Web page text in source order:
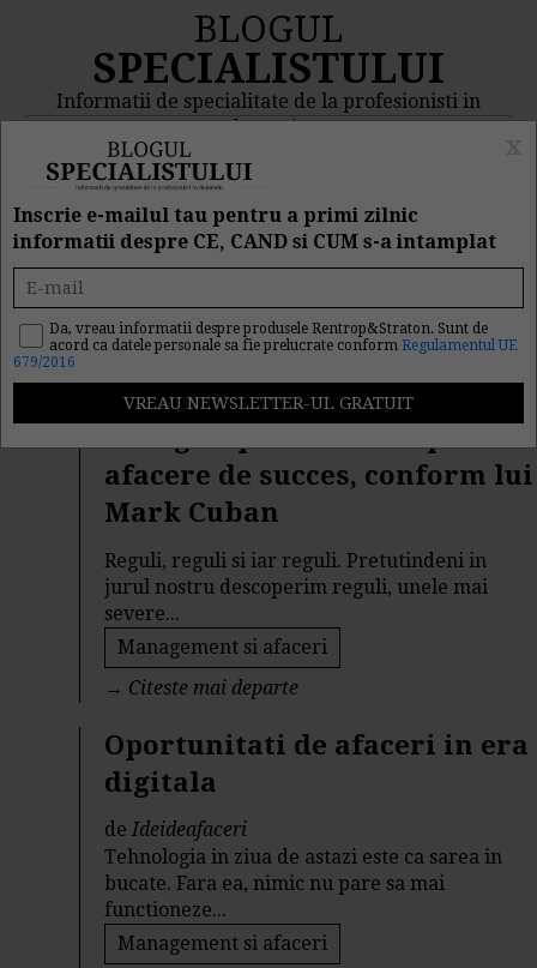
BLOGUL
SPECIALISTULUI
Informatii de specialitate de la profesionisti in
domeniu
MENIU
Rezultat cautare "bani"
Cautarea facuta dupa cuvantul/sirul de cuvinte "bani" a
returnat 1017 articole.
afacere de succes, conform lui
Mark Cuban
Reguli, reguli si iar reguli. Pretutindeni in
jurul nostru descoperim reguli, unele mai
severe...
Management si afaceri
→ Citeste mai departe
Oportunitati de afaceri in era
digitala
deIdeideafaceri
Tehnologia in ziua de astazi este ca sarea in
bucate. Fara ea, nimic nu pare sa mai
functioneze...
Management si afaceri
Inscrie e-mailul tau pentru a primi zilnic
informatii despre CE, CAND si CUM s-a intamplat
Da, vreau informatii despre produsele Rentrop&Straton. Sunt de
acord ca datele personale sa fie prelucrate conform Regulamentul UE
679/2016